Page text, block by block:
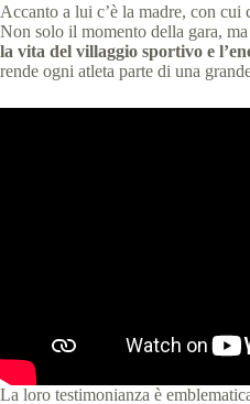
Accanto a lui c’è la madre, con
Non solo il momento della gara,
la vita del villaggio sportivo e
rende ogni atleta parte di una
La loro testimonianza è